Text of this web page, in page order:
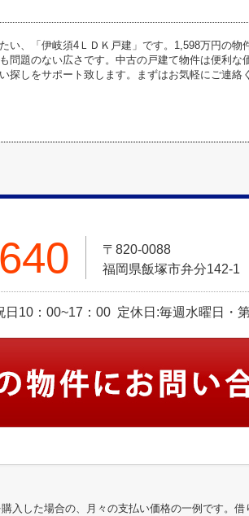
い、「伊岐須4ＬＤＫ戸建」です。1,598万円の
問題のない広さです。中古の戸建て物件は便利
探しをサポート致します。まずはお気軽にご連絡
〒820-0088
福岡県飯塚市弁分142-1
10：00~17：00 定休日:毎週水曜日・
入した場合の、月々の支払い価格の一例です。借